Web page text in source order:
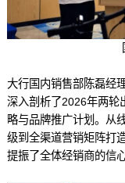
大行国内销售部陈磊经
深入剖析了2026年两轮
略与品牌推广计划。从
级到全渠道营销矩阵打
提振了全体经销商的信